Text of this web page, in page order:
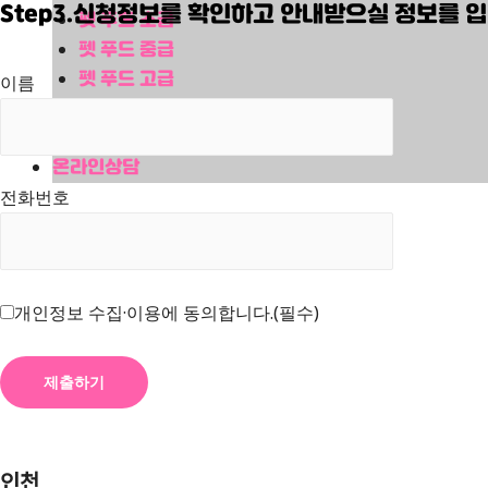
펫 푸드 초급
펫 푸드 중급
펫 푸드 고급
온라인상담
Step3.신청정보를 확인하고 안내받으실 정보를
이름
전화번호
개인정보 수집·이용에 동의합니다.(필수)
인천